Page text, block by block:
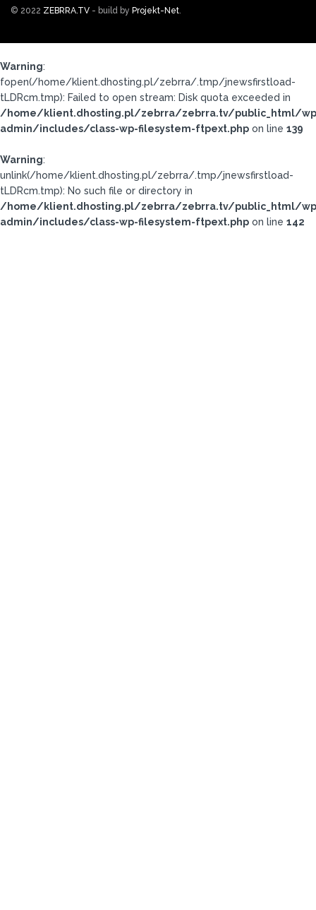
© 2022 ZEBRRA.TV - build by Projekt-Net.
Warning:
fopen(/home/klient.dhosting.pl/zebrra/.tmp/jnewsfirstload-
tLDRcm.tmp): Failed to open stream: Disk quota exceeded in
/home/klient.dhosting.pl/zebrra/zebrra.tv/public_html/
admin/includes/class-wp-filesystem-ftpext.php on line 139
Warning:
unlink(/home/klient.dhosting.pl/zebrra/.tmp/jnewsfirstload-
tLDRcm.tmp): No such file or directory in
/home/klient.dhosting.pl/zebrra/zebrra.tv/public_html/
admin/includes/class-wp-filesystem-ftpext.php on line 142